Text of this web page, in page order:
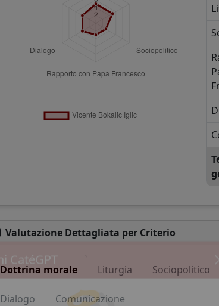
Valutazione Dettagliata per Criterio
Dottrina morale Liturgia Sociopolitico
Dialogo Comunicazione